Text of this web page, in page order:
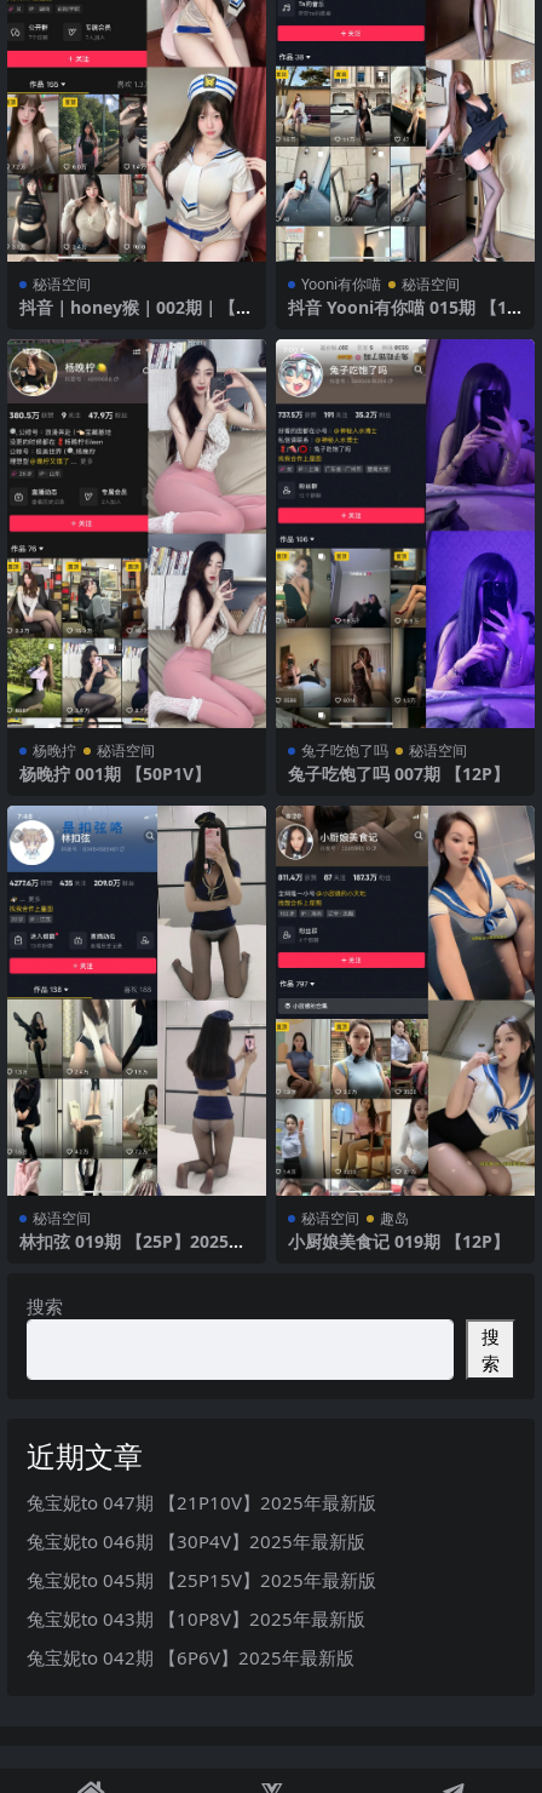
秘语空间
抖音｜honey猴｜002期｜【6
力
Yooni有你喵 秘语空间
抖音 Yooni有你喵 015期 【15
杨晚拧 秘语空间
杨晚拧 001期 【50P1V】
兔子吃饱了吗 秘语空间
兔子吃饱了吗 007期 【12P】
秘语空间
林扣弦 019期 【25P】2025年
秘语空间 趣岛
小厨娘美食记 019期 【12P】
搜索
搜
索
近期文章
兔宝妮to 047期 【21P10V】2025年最新版
兔宝妮to 046期 【30P4V】2025年最新版
兔宝妮to 045期 【25P15V】2025年最新版
兔宝妮to 043期 【10P8V】2025年最新版
兔宝妮to 042期 【6P6V】2025年最新版